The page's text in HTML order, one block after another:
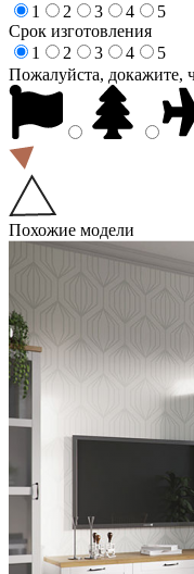
1
2 3 4
5
Срок изготовления
1
2 3 4
5
Пожалуйста, докажите,
Похожие модели